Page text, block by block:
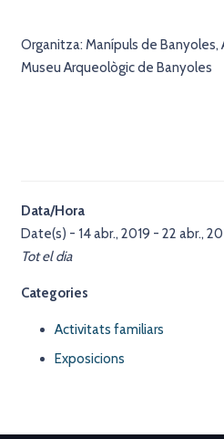
Organitza: Manípuls de
Museu Arqueològic de Banyoles
Data/Hora
Date(s) - 14 abr., 2019 - 22 abr.,
Tot el dia
Categories
Activitats familiars
Exposicions